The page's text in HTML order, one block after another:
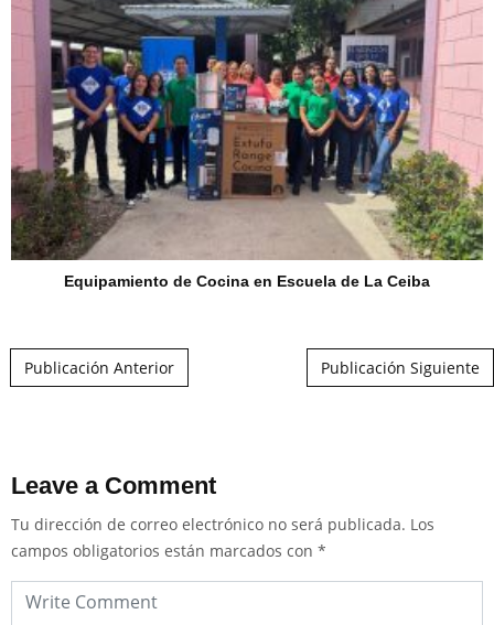
Equipamiento de Cocina en Escuela de La Ceiba
Publicación Anterior Publicación Siguiente
Leave a Comment
Tu dirección de correo electrónico no será publicada. Los
campos obligatorios están marcados con *